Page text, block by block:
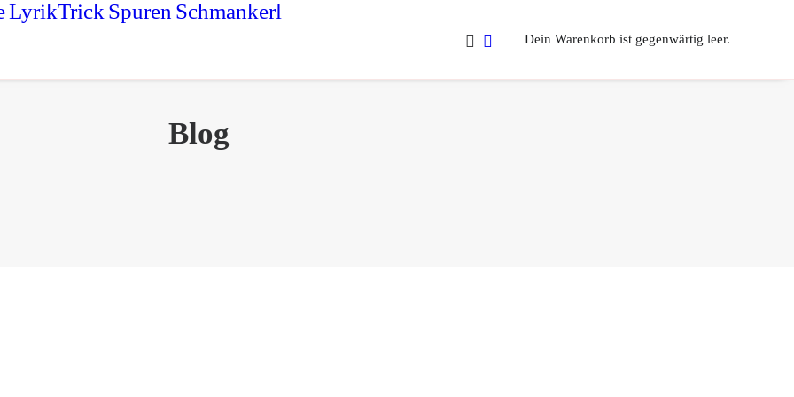
LyrikTrick Spuren Schmankerl
Dein Warenkorb ist gegenwärtig leer.
Blog